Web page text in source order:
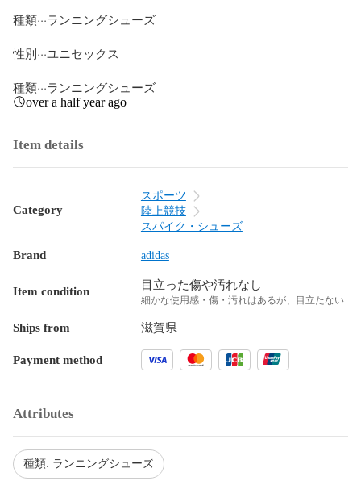
種類···ランニングシューズ
性別···ユニセックス
種類···ランニングシューズ
over a half year ago
Item details
Category
スポーツ
陸上競技
スパイク・シューズ
Brand adidas
Item condition 目立った傷や汚れなし
細かな使用感・傷・汚れはあるが、目立たない
Ships from 滋賀県
Payment method
Attributes
種類: ランニングシューズ